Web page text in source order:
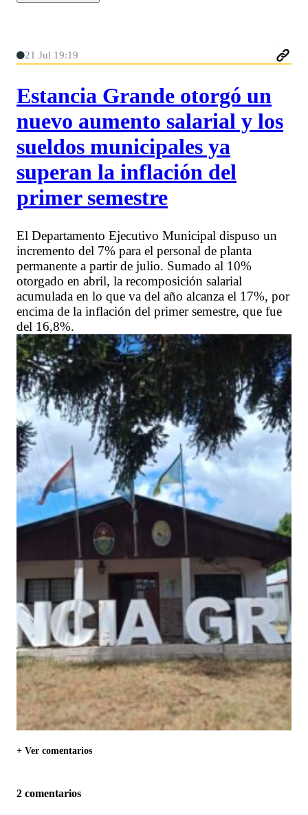
21 Jul 19:19
Estancia Grande otorgó un
nuevo aumento salarial y los
sueldos municipales ya
superan la inflación del
primer semestre
El Departamento Ejecutivo Municipal dispuso un
incremento del 7% para el personal de planta
permanente a partir de julio. Sumado al 10%
otorgado en abril, la recomposición salarial
acumulada en lo que va del año alcanza el 17%, por
encima de la inflación del primer semestre, que fue
del 16,8%.
+ Ver comentarios
2 comentarios